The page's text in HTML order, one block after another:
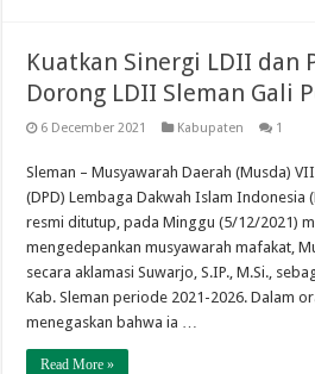
Kuatkan Sinergi LDII dan
Dorong LDII Sleman Gali
6 December 2021 Kabupaten 1
Sleman – Musyawarah Daerah (Musda)
(DPD) Lembaga Dakwah Islam Indonesia
resmi ditutup, pada Minggu (5/12/2021)
mengedepankan musyawarah mafakat,
secara aklamasi Suwarjo, S.IP., M.Si.,
Kab. Sleman periode 2021-2026. Dalam
menegaskan bahwa ia …
Read More »